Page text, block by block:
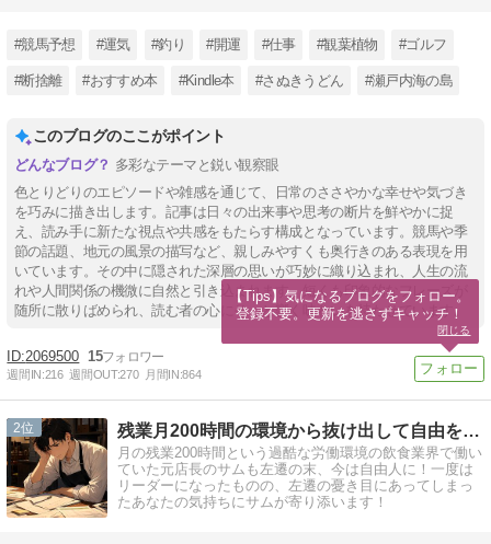
#競馬予想 #運気 #釣り #開運 #仕事 #観葉植物 #ゴルフ
#断捨離 #おすすめ本 #Kindle本 #さぬきうどん #瀬戸内海の島
このブログのここがポイント
多彩なテーマと鋭い観察眼
色とりどりのエピソードや雑感を通じて、日常のささやかな幸せや気づき
を巧みに描き出します。記事は日々の出来事や思考の断片を鮮やかに捉
え、読み手に新たな視点や共感をもたらす構成となっています。競馬や季
節の話題、地元の風景の描写など、親しみやすくも奥行きのある表現を用
いています。その中に隠された深層の思いが巧妙に織り込まれ、人生の流
れや人間関係の機微に自然と引き込まれます。短くも印象的なフレーズが
随所に散りばめられ、読む者の心にそっと響く味わいを持たせています。
2069500 15
週間IN:216 週間OUT:270 月間IN:864
2 残業月200時間の環境から抜け出して自由を手に入れた元店長
月の残業200時間という過酷な労働環境の飲食業界で働い
ていた元店長のサムも左遷の末、今は自由人に！一度は
リーダーになったものの、左遷の憂き目にあってしまっ
たあなたの気持ちにサムが寄り添います！
【Tips】気になるブログをフォロー。
登録不要。更新を逃さずキャッチ！
閉じる